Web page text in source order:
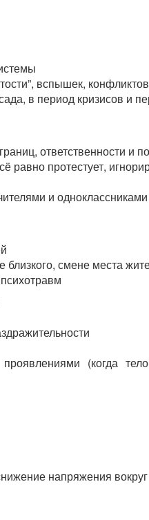
вспышек, конфликтов
в период кризисов и
ответственности и
протестует,
и одноклассниками
смене места
(когда
напряжения